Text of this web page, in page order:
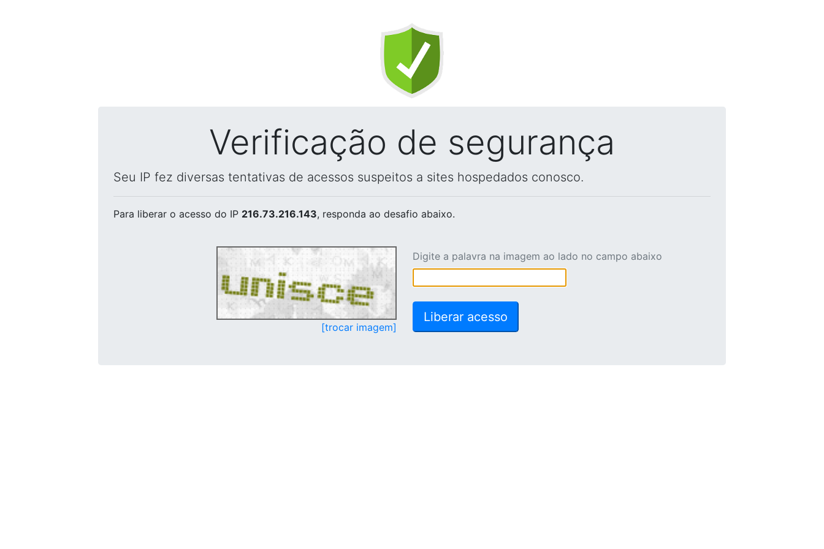
Verificação de segurança
Seu IP fez diversas tentativas de acessos suspeitos a sites hospedados conosco.
Para liberar o acesso do IP 216.73.216.143, responda ao desafio abaixo.
[trocar imagem]
Digite a palavra na imagem ao lado no campo abaixo